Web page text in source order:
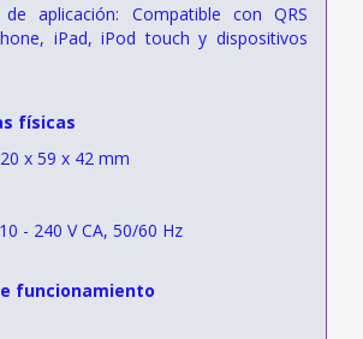
de aplicación: Compatible con QRS
iPad, iPod touch y dispositivos
físicas
x 59 x 42 mm
- 240 V CA, 50/60 Hz
funcionamiento